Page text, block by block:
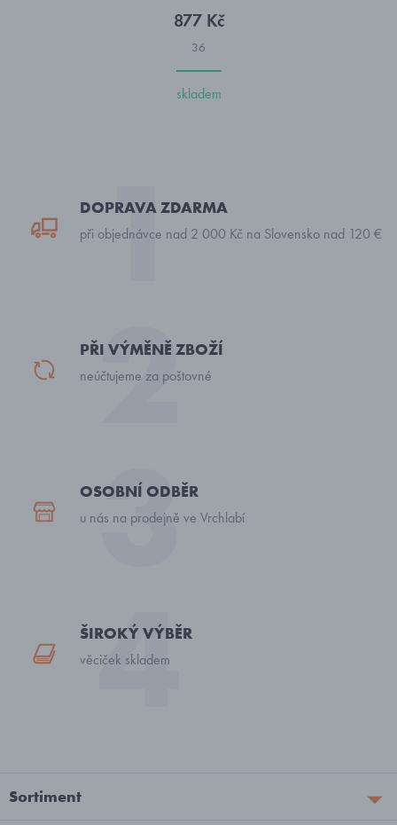
877 Kč
36
skladem
DOPRAVA ZDARMA
při objednávce nad 2 000 Kč na Slovensko nad 120 €
PŘI VÝMĚNĚ ZBOŽÍ
neúčtujeme za poštovné
OSOBNÍ ODBĚR
u nás na prodejně ve Vrchlabí
ŠIROKÝ VÝBĚR
věciček skladem
Sortiment